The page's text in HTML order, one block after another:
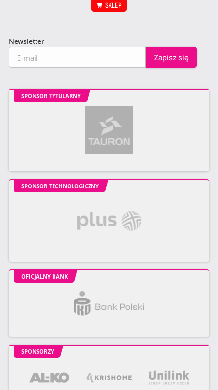
SKLEP
Newsletter
SPONSOR TYTULARNY
SPONSOR TECHNOLOGICZNY
OFICJALNY BANK
SPONSORZY